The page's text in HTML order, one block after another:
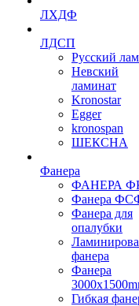
ЛХДФ
ЛДСП
Русский
Невский
ламинат
Kronostar
Egger
kronospan
ШЕКСНА
Фанера
ФАНЕРА
Фанера
Фанера для
опалубки
фанера
Фанера
Гибкая